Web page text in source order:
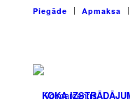
Piegāde Apmaksa
KOKA